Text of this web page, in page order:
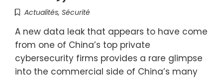
Actualités, Sécurité
A new data leak that appears to have come
from one of China’s top private
cybersecurity firms provides a rare glimpse
into the commercial side of China’s many